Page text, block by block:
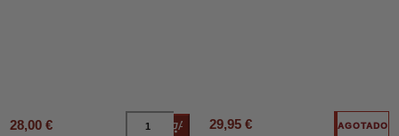
28,00 € Añadir al carrito
29,95 € AGOTADO